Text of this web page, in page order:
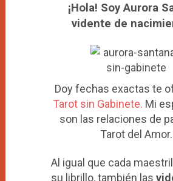
¡Hola! Soy Aurora
vidente de
Doy fechas exactas te
Tarot sin Gabinete. Mi
son las relaciones de
Tarot del Amor.
Al igual que cada
su librillo, también las